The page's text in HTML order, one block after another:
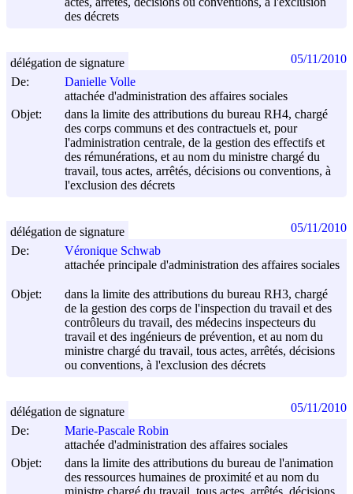
des décrets
De:
Danielle Volle
attachée d'administration des affaires sociales
Objet:
dans la limite des attributions du bureau RH4, chargé
des corps communs et des contractuels et, pour
l'administration centrale, de la gestion des effectifs et
des rémunérations, et au nom du ministre chargé du
travail, tous actes, arrêtés, décisions ou conventions, à
l'exclusion des décrets
délégation de signature 05/11/2010
De:
Véronique Schwab
attachée principale d'administration des affaires sociales
Objet:
dans la limite des attributions du bureau RH3, chargé
de la gestion des corps de l'inspection du travail et des
contrôleurs du travail, des médecins inspecteurs du
travail et des ingénieurs de prévention, et au nom du
ministre chargé du travail, tous actes, arrêtés, décisions
ou conventions, à l'exclusion des décrets
délégation de signature 05/11/2010
De:
Marie-Pascale Robin
attachée d'administration des affaires sociales
Objet:
dans la limite des attributions du bureau de l'animation
des ressources humaines de proximité et au nom du
ministre chargé du travail, tous actes, arrêtés, décisions
délégation de signature 05/11/2010